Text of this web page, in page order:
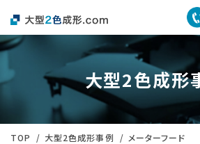
大型2色成形
TOP 大型2色成形事例 メーターフード